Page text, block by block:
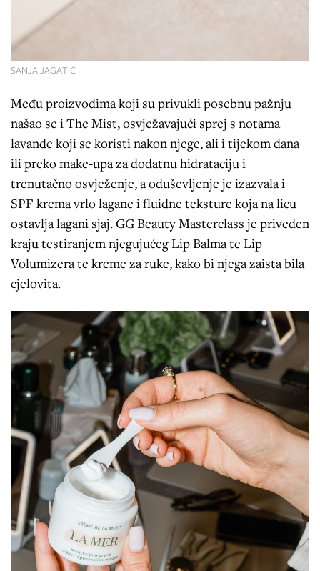
SANJA JAGATIĆ
Među proizvodima koji su privukli posebnu pažnju
našao se i The Mist, osvježavajući sprej s notama
lavande koji se koristi nakon njege, ali i tijekom dana
ili preko make-upa za dodatnu hidrataciju i
trenutačno osvježenje, a oduševljenje je izazvala i
SPF krema vrlo lagane i fluidne teksture koja na licu
ostavlja lagani sjaj. GG Beauty Masterclass je priveden
kraju testiranjem njegujućeg Lip Balma te Lip
Volumizera te kreme za ruke, kako bi njega zaista bila
cjelovita.